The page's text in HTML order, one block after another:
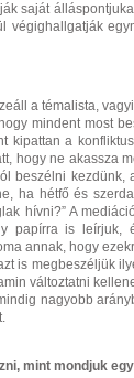
saját
végighallgatják
a témalista,
mindent most
kipattan a
hogy ne akassza
beszélni kezdünk,
ha hétfő és
hívni?” A
papírra is
annak, hogy
is megbeszéljük
változtatni
nagyobb
mint mondjuk